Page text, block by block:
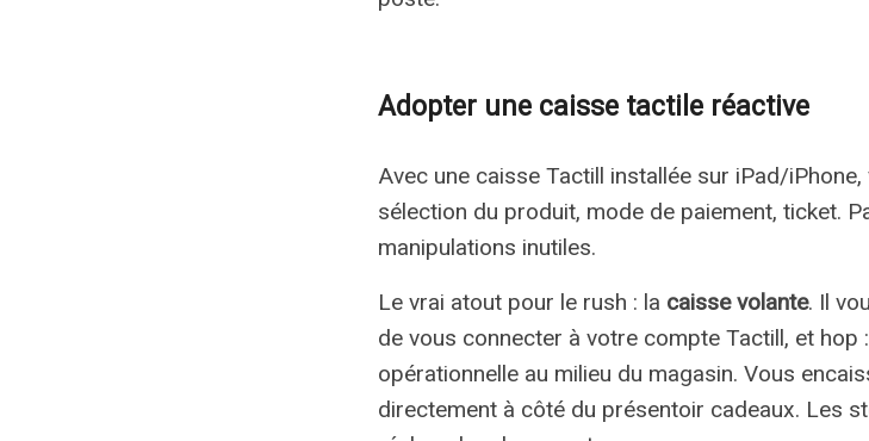
Adopter une caisse tactile réactive
Avec une caisse Tactill installée sur iPad/
sélection du produit, mode de paiement, ticket.
manipulations inutiles.
Le vrai atout pour le rush : la caisse volante. Il
de vous connecter à votre compte Tactill, et hop
opérationnelle au milieu du magasin. Vous
directement à côté du présentoir cadeaux. Les